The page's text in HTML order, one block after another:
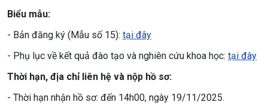
Biểu mẫu:
- Bản đăng ký (Mẫu số 15): tại đây
- Phụ lục về kết quả đào tạo và nghiên cứu khoa học: tại đây
Thời hạn, địa chỉ liên hệ và nộp hồ sơ:
- Thời hạn nhận hồ sơ: đến 14h00, ngày 19/11/2025.